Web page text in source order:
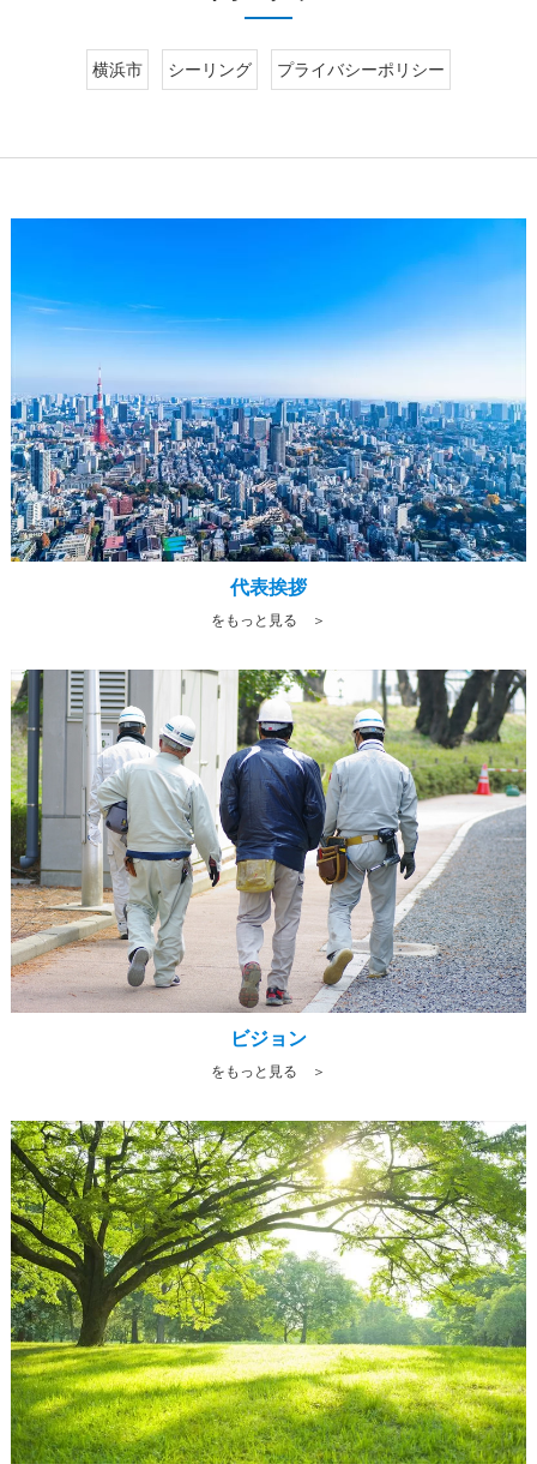
横浜市 シーリング プライバシーポリシー
代表挨拶
をもっと見る ＞
ビジョン
をもっと見る ＞